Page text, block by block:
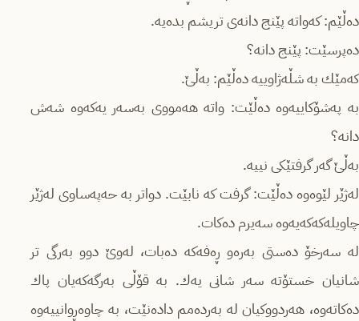
ده‌ڵێم: كه‌واته‌ پێنج دانه‌ی تریشم بده‌یه.
ده‌پرسێت: پێنج دانه‌؟
كه‌مێك به‌ شڵه‌ژاوییه‌ ده‌ڵێم: به‌ڵێ.
به‌ په‌شۆكاییه‌وه‌ ده‌ڵێت: واته‌ هه‌مووی به‌سه‌ر یه‌كه‌وه‌ شه‌ش
دانه‌؟
به‌ڵێ گه‌ر گرفتێكی نییه‌.
له‌ژێر لێوه‌وه‌ ده‌ڵێت: گرفت كه‌ نابێت. دواتر به‌ حەپەساوی‌ له‌ژێر
چاویله‌كه‌كه‌یەوە سه‌یرم ده‌كات.
له‌ سه‌رخۆ ده‌ستی به‌ره‌و ڕه‌فه‌كه‌ ده‌بات، له‌وێ دوو به‌رگی تر
شانیان خستۆته‌ سه‌ر شانی یه‌ك. به‌ قۆڵی به‌رگه‌كه‌یان پاك
ده‌كاته‌وه‌، هه‌ردووكیان له‌ به‌رده‌مم داده‌نێت، به‌ چاوه‌ڕوانییه‌وه‌